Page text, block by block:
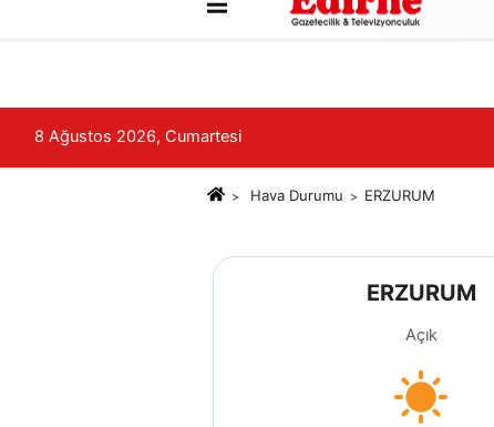
İletişim Çerez Politikası
8 Ağustos 2026, Cumartesi
Hava Durumu ERZURUM
ERZURUM
Açık